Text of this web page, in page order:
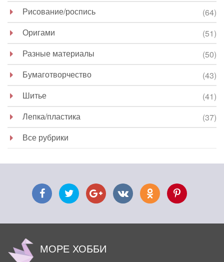
Рисование/роспись
(64)
Оригами
(51)
Разные материалы
(50)
Бумаготворчество
(43)
Шитье
(41)
Лепка/пластика
(37)
Все рубрики
МОРЕ ХОББИ